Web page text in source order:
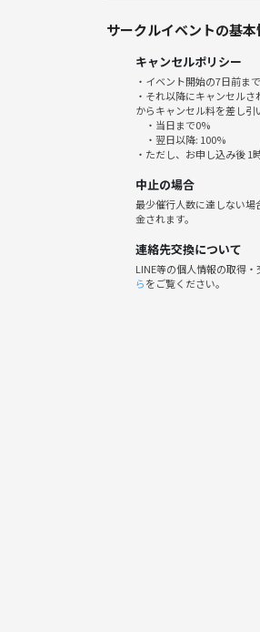
サークルイベントの基
キャンセルポリシー
・イベント開始の7日前ま
・それ以降にキャンセル
からキャンセル料を差し引
・当日まで0%
・翌日以降: 100%
・ただし、お申し込み後 1
中止の場合
最少催行人数に達しない
金されます。
連絡先交換について
LINE等の個人情報の取得
らをご覧ください。